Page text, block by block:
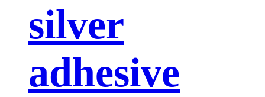
silver
adhesive